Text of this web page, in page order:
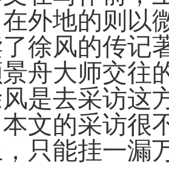
外地的则以
徐风的传记
舟大师交往
是去采访这
文的采访很
只能挂一漏